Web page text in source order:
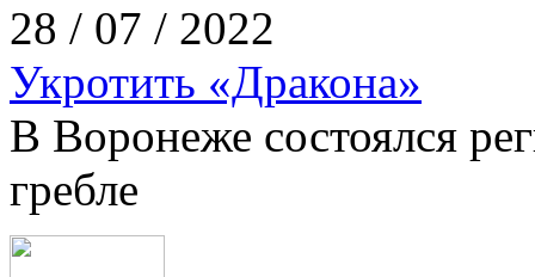
28 / 07 / 2022
Укротить «Дракона»
В Воронеже состоялся
гребле